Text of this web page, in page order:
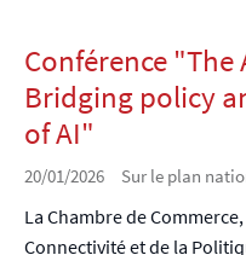
Conférence "The
Bridging policy
of AI"
20/01/2026 Sur le plan
La Chambre de
Connectivité et de la